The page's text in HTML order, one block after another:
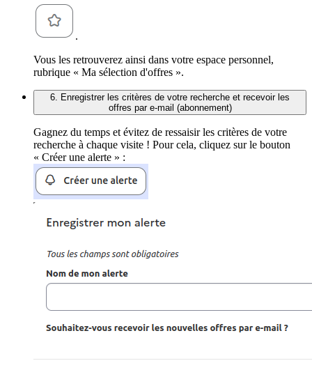
.
Vous les retrouverez ainsi dans votre espace personnel,
rubrique « Ma sélection d'offres ».
6. Enregistrer les critères de votre recherche et recevoir les
offres par e-mail (abonnement)
Gagnez du temps et évitez de ressaisir les critères de votre
recherche à chaque visite ! Pour cela, cliquez sur le bouton
« Créer une alerte » :